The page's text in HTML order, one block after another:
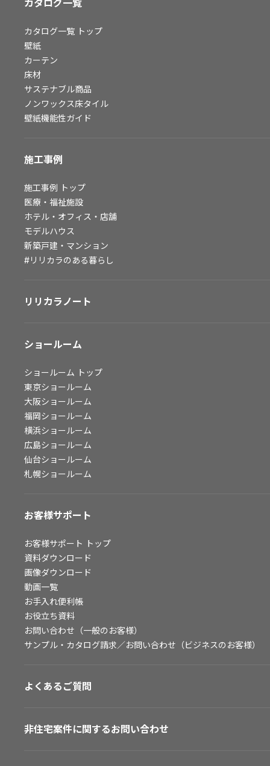
よくあるご質問
非住宅案件に関するお問い合わせ
事業紹介
スペースソリューション事業
ファシリティソリューション事業
不動産投資開発事業
会社情報
採用情報
カタログ一覧
カタログ一覧 トップ
壁紙
カーテン
床材
サステナブル商品
ノンワックス床タイル
壁紙機能性ガイド
施工事例
施工事例 トップ
医療・福祉施設
ホテル・オフィス・店舗
モデルハウス
新築戸建・マンション
#リリカラのある暮らし
リリカラノート
ショールーム
ショールーム トップ
東京ショールーム
大阪ショールーム
福岡ショールーム
横浜ショールーム
広島ショールーム
仙台ショールーム
札幌ショールーム
お客様サポート
お客様サポート トップ
資料ダウンロード
画像ダウンロード
動画一覧
お手入れ便利帳
お役立ち資料
お問い合わせ（一般のお客様）
サンプル・カタログ請求／お問い合わせ（ビジネスのお客様）
よくあるご質問
非住宅案件に関するお問い合わせ